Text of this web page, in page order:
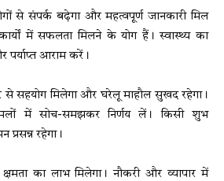
से संपर्क बढ़ेगा और महत्वपूर्ण जानकारी मिल
में सफलता मिलने के योग हैं। स्वास्थ्य का
पर्याप्त आराम करें।
से सहयोग मिलेगा और घरेलू माहौल सुखद रहेगा।
में सोच-समझकर निर्णय लें। किसी शुभ
प्रसन्न रहेगा।
का लाभ मिलेगा। नौकरी और व्यापार में